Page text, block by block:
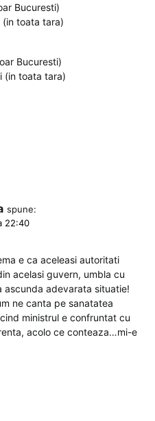
Bucuresti)
(in toata tara)
Bucuresti)
(in toata tara)
spune:
22:40
e ca aceleasi autoritati
acelasi guvern, umbla cu
ascunda adevarata situatie!
ne canta pe sanatatea
ministrul e confruntat cu
acolo ce conteaza…mi-e